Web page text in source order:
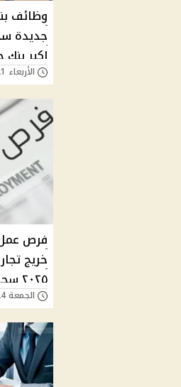
جديدة
اكبر
الأربعاء 21/مايو/2025 - 04:57 م
فرص
خريج
منهم
الجمعة 24/يناير/2025 - 06:00 ص